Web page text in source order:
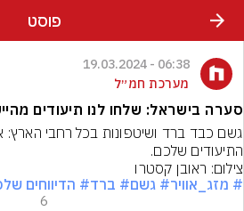
פוסט
06:38 - 19.03.2024
מערכת חמ״ל
סערה בישראל: שלחו לנו תיעודים
התיעודים שלכם.
צילום: ראובן קסטרו
# מזג_אוויר# גשם# ברד# הדיווחים
6